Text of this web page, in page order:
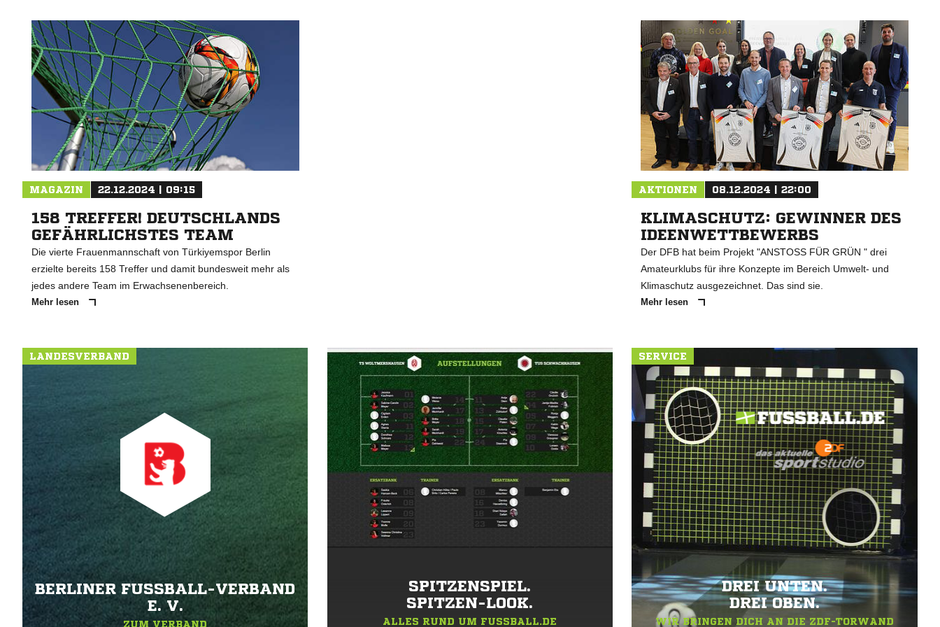
MAGAZIN 22.12.2024 | 09:15
158 TREFFER! DEUTSCHLANDS
GEFÄHRLICHSTES TEAM
Die vierte Frauenmannschaft von Türkiyemspor Berlin
erzielte bereits 158 Treffer und damit bundesweit mehr als
jedes andere Team im Erwachsenenbereich.
Mehr lesen
AKTIONEN 08.12.2024 | 22:00
KLIMASCHUTZ: GEWINNER DES
IDEENWETTBEWERBS
Der DFB hat beim Projekt "ANSTOSS FÜR GRÜN " drei
Amateurklubs für ihre Konzepte im Bereich Umwelt- und
Klimaschutz ausgezeichnet. Das sind sie.
Mehr lesen
LANDESVERBAND
BERLINER FUSSBALL-VERBAND E
. V.
ZUM VERBAND
SPITZENSPIEL.
SPITZEN-LOOK.
ALLES RUND UM FUSSBALL.DE
SERVICE
DREI UNTEN.
DREI OBEN.
WIR BRINGEN DICH AN DIE ZDF-TORWAND